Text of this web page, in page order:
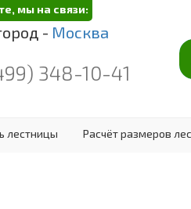
мы на связи:
- Москва
348-10-41
лестницы Расчёт размеров